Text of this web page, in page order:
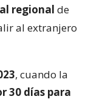
regional de
al extranjero
, cuando la
30 días para